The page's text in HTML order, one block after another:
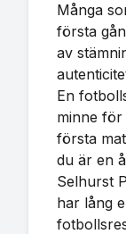
Många
första
av
En
minne för
första
du är en
Selhurst
har lång